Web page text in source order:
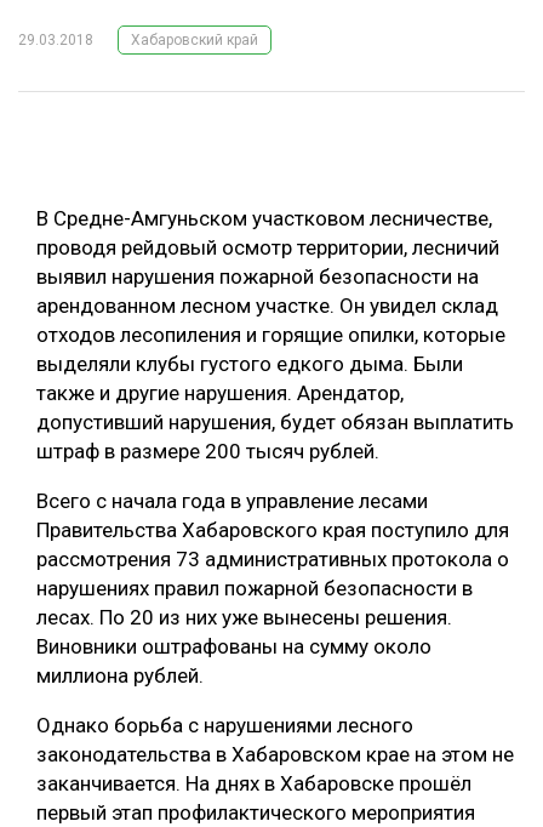
ЛЕСНОЕ ХОЗЯЙСТВО
ЦИФРОВАЯ СРЕДА
БИОЭНЕРГЕТИКА
ЛЕСОВОССТАНОВЛЕНИЕ И ЗАЩИТА
ЛОГИСТИКА
ПРОИЗВОДСТВО ДРЕВЕСНЫХ ПЛИТ
ЦБП
КОМПЛЕКСНАЯ ПЕРЕРАБОТКА
ДЕРЕВЯННОЕ ДОМОСТРОЕНИЕ
БЕЗОПАСНОЕ ПРОИЗВОДСТВО
СОРТИРОВКА ДРЕВЕСИНЫ
СУШКА ДРЕВЕСИНЫ
МЕБЕЛЬНОЕ ПРОИЗВОДСТВО
РУБРИКИ
ТЕМАТИЧЕСКИЕ ПРОЕКТЫ
ПОДБОРКИ СТАТЕЙ
29.03.2018 Хабаровский край
В Средне-Амгуньском участковом лесничестве,
проводя рейдовый осмотр территории, лесничий
выявил нарушения пожарной безопасности на
арендованном лесном участке. Он увидел склад
отходов лесопиления и горящие опилки, которые
выделяли клубы густого едкого дыма. Были
также и другие нарушения. Арендатор,
допустивший нарушения, будет обязан выплатить
штраф в размере 200 тысяч рублей.
Всего с начала года в управление лесами
Правительства Хабаровского края поступило для
рассмотрения 73 административных протокола о
нарушениях правил пожарной безопасности в
лесах. По 20 из них уже вынесены решения.
Виновники оштрафованы на сумму около
миллиона рублей.
Однако борьба с нарушениями лесного
законодательства в Хабаровском крае на этом не
заканчивается. На днях в Хабаровске прошёл
первый этап профилактического мероприятия